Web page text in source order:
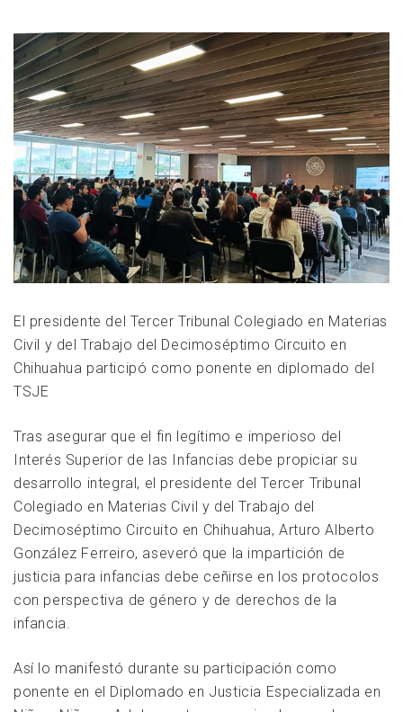
El presidente del Tercer Tribunal Colegiado en Materias
Civil y del Trabajo del Decimoséptimo Circuito en
Chihuahua participó como ponente en diplomado del
TSJE
Tras asegurar que el fin legítimo e imperioso del
Interés Superior de las Infancias debe propiciar su
desarrollo integral, el presidente del Tercer Tribunal
Colegiado en Materias Civil y del Trabajo del
Decimoséptimo Circuito en Chihuahua, Arturo Alberto
González Ferreiro, aseveró que la impartición de
justicia para infancias debe ceñirse en los protocolos
con perspectiva de género y de derechos de la
infancia.
Así lo manifestó durante su participación como
ponente en el Diplomado en Justicia Especializada en